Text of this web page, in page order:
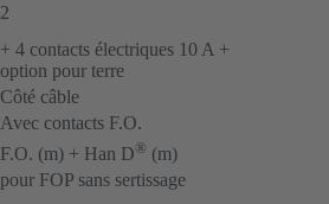
2
+ 4 contacts électriques 10 A +
option pour terre
Côté câble
Avec contacts F.O.
F.O. (m) + Han D® (m)
pour FOP sans sertissage